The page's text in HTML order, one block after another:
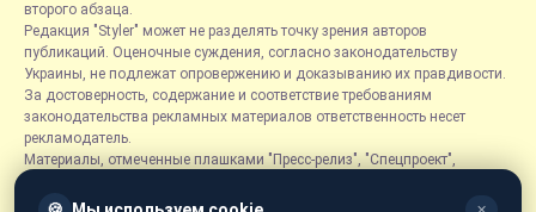
второго абзаца.
Редакция "Styler" может не разделять точку зрения авторов
публикаций. Оценочные суждения, согласно законодательству
Украины, не подлежат опровержению и доказыванию их правдивости.
За достоверность, содержание и соответствие требованиям
законодательства рекламных материалов ответственность несет
рекламодатель.
Материалы, отмеченные плашками "Пресс-релиз", "Спецпроект",
размещаются на правах рекламы.